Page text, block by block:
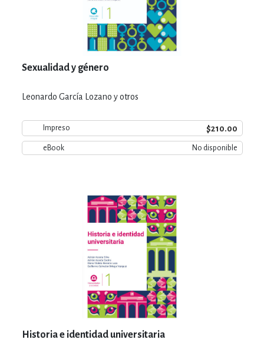
Sexualidad y género
Leonardo García Lozano y otros
Impreso $210.00
eBook No disponible
Historia e identidad universitaria